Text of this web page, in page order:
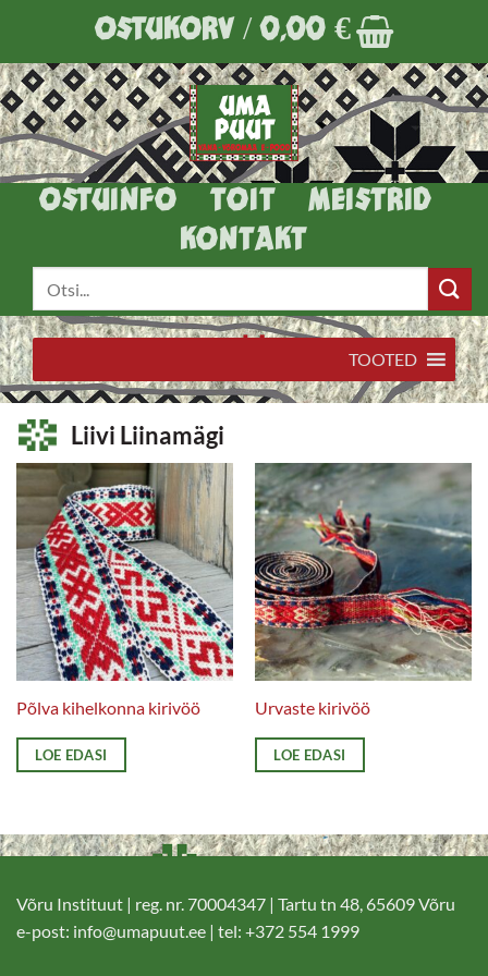
content
OSTUKORV /0,00 €
OSTUINFO TOIT
MEISTRID
KONTAKT
TOOTED
Liivi Liinamägi
Põlva kihelkonna kirivöö
LOE EDASI
Urvaste kirivöö
LOE EDASI
Võru Instituut | reg. nr. 70004347 | Tartu tn 48, 65609 Võru
e-post: info@umapuut.ee | tel: +372 554 1999